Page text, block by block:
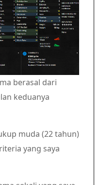
berasal dari
keduanya
muda (22 tahun)
yang saya